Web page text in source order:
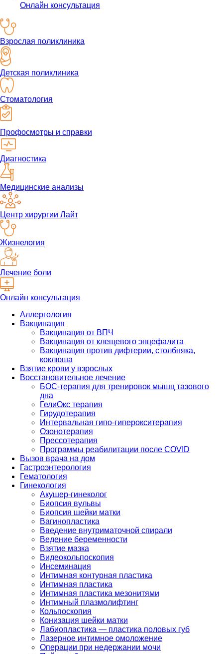
Онлайн консультация
Взрослая поликлиника
Детская поликлиника
Стоматология
Профосмотры и справки
Диагностика
Медицинские анализы
Центр хирургии Лайт
Жизнелогия
Лечение боли
Онлайн консультация
Аллергология
Вакцинация
Вакцинация от ВПЧ
Вакцинация от клещевого энцефалита
Вакцинация против дифтерии, столбняка,
коклюша
Взятие крови у взрослых
Восстановительное лечение
БОС-терапия для тренировок мышц тазового
дна
ГелиОкс терапия
Гирудотерапия
Интервальная гипо-гиперокситерапия
Озонотерапия
Прессотерапия
Программы реабилитации после СOVID
Вызов врача на дом
Гастроэнтерология
Гематология
Гинекология
Акушер-гинеколог
Биопсия вульвы
Биопсия шейки матки
Вагинопластика
Введение внутриматочной спирали
Ведение беременности
Взятие мазка
Видеокольпоскопия
Инсеминация
Интимная контурная пластика
Интимная пластика
Интимная пластика мезонитями
Интимный плазмолифтинг
Кольпоскопия
Конизация шейки матки
Лабиопластика — пластика половых губ
Лазерное интимное омоложение
Операции при недержании мочи